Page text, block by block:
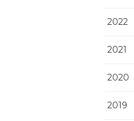
2022
2021
2020
2019